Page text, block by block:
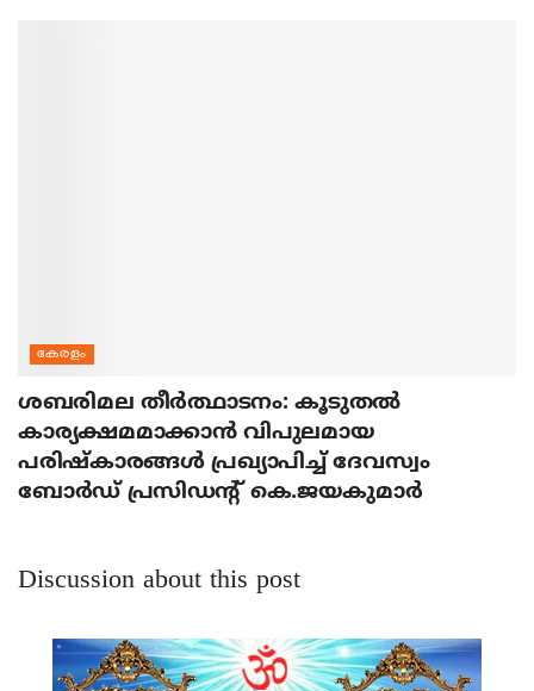
കേരളം
ശബരിമല തീര്‍ത്ഥാടനം: കൂടുതല്‍
കാര്യക്ഷമമാക്കാന്‍ വിപുലമായ
പരിഷ്‌കാരങ്ങള്‍ പ്രഖ്യാപിച്ച് ദേവസ്വം
ബോര്‍ഡ് പ്രസിഡന്റ് കെ.ജയകുമാര്‍
Discussion about this post